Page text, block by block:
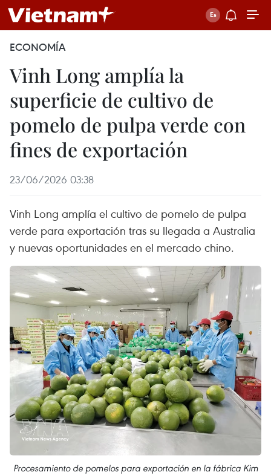
ECONOMÍA
Vinh Long amplía la
superficie de cultivo de
pomelo de pulpa verde con
fines de exportación
23/06/2026 03:38
Vinh Long amplía el cultivo de pomelo de pulpa
verde para exportación tras su llegada a Australia
y nuevas oportunidades en el mercado chino.
Procesamiento de pomelos para exportación en la fábrica Kim